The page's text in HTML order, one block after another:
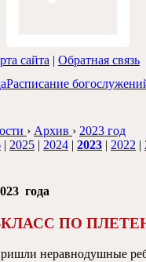
сайта | Обратная связь
Расписание
› Архив › 2023 год
| 2025 | 2024 | 2023 | 2022 |
года
КЛАСС ПО
неравнодушные